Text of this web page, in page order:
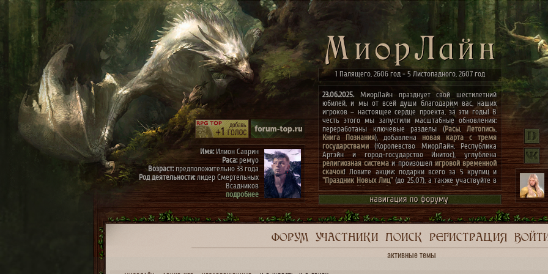
1 Палящего, 2606 год - 5 Листопадного, 2607 год
23.06.2025.МиорЛайн празднует свой шестилетний
юбилей, и мы от всей души благодарим вас, наших
игроков – настоящее сердце проекта, за эти годы! В
честь этого мы запустили масштабные обновления:
переработаны ключевые разделы (Расы, Летопись,
Книга Познания), добавлена новая карта с тремя
государствами(Королевство МиорЛайн, Республика
Артэйн и город-государство Инитос), углублена
религиозная системаи произошелигровой временной
скачок! Ловите акции: подарки всего за 5 крупиц и
"Праздник Новых Лиц"(до 25.07), а также участвуйте в
конкурсах"Маски сброшены, господа"и"Беспорядок в
архиве"(до 07.07)! Мечты сбываются, присоединяйтесь
к празднику! ✨
Имя:Илион Саврин
Раса:ремуо
Возраст:предположительно 33 года
Род деятельности:лидер Смертельных
Всадников
подробнее
Имя:Тэрис
Раса:ремуо
Возраст:предположительно 30 лет
подробнее
ФОРУМ УЧАСТНИКИ ПОИСК РЕГИСТРАЦИЯ
активные темы